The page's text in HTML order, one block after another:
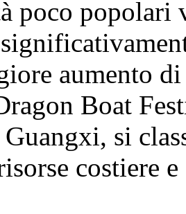
poco popolari
aumento
Boat
si
costiere